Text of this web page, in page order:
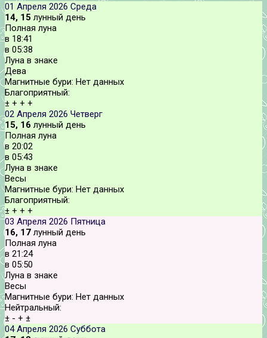
01 Апреля 2026 Среда
14, 15 лунный день
Полная луна
в 18:41
в 05:38
Луна в знаке
Дева
Магнитные бури: Нет данных
Благоприятный:
± + + +
02 Апреля 2026 Четверг
15, 16 лунный день
Полная луна
в 20:02
в 05:43
Луна в знаке
Весы
Магнитные бури: Нет данных
Благоприятный:
± + + +
03 Апреля 2026 Пятница
16, 17 лунный день
Полная луна
в 21:24
в 05:50
Луна в знаке
Весы
Магнитные бури: Нет данных
Нейтральный:
± - + ±
04 Апреля 2026 Суббота